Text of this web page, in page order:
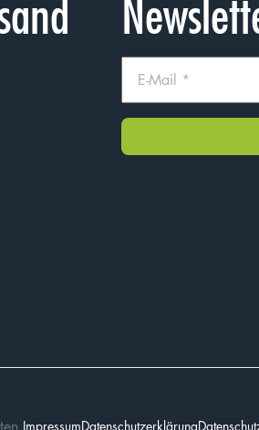
ImpressumDatenschutzerklärung